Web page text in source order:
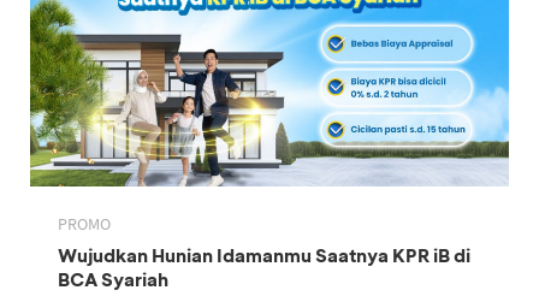
PROMO
Wujudkan Hunian Idamanmu Saatnya KPR iB di
BCA Syariah